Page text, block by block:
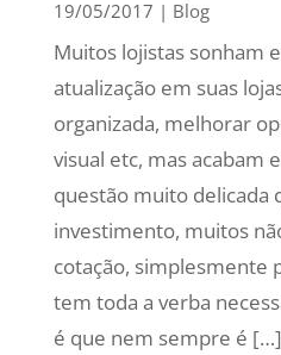
19/05/2017 | Blog
Muitos lojistas sonham
atualização em suas
organizada, melhorar
visual etc, mas acabam
questão muito delicada
investimento, muitos
cotação, simplesmente
tem toda a verba
é que nem sempre é […]